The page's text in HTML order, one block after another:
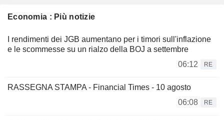
Economia : Più notizie
I rendimenti dei JGB aumentano per i timori sull'inflazione
e le scommesse su un rialzo della BOJ a settembre
06:12
RE
RASSEGNA STAMPA - Financial Times - 10 agosto
06:08
RE